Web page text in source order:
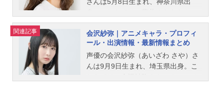
さんは5月8日生まれ、神奈川県出
オススメ記事をご紹介！
関連記事
会沢紗弥｜アニメキャラ・プロフィ
ール・出演情報・最新情報まとめ
声優の会沢紗弥（あいざわ さや）さ
んは9月9日生まれ、埼玉県出身。こ